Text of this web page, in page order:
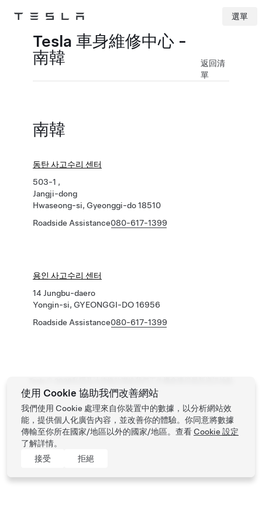
Tesla 選單
Tesla 車身維修中心 -
南韓
返回清
單
南韓
동탄 사고수리 센터
503-1 ,
Jangji-dong
Hwaseong-si, Gyeonggi-do 18510
Roadside Assistance080-617-1399
용인 사고수리 센터
14 Jungbu-daero
Yongin-si, GYEONGGI-DO 16956
Roadside Assistance080-617-1399
使用 Cookie 協助我們改善網站
我們使用 Cookie 處理來自你裝置中的數據，以分析網站效
能，提供個人化廣告內容，並改善你的體驗。你同意將數據
傳輸至你所在國家/地區以外的國家/地區。查看 Cookie 設定
了解詳情。
接受
拒絕